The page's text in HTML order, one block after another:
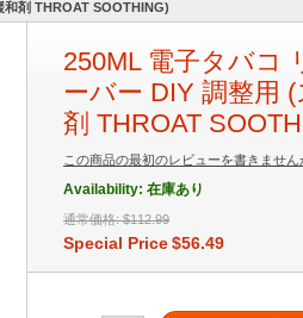
和剤 THROAT SOOTHING)
250ML 電子タバコ
ーバー DIY 調整用
剤 THROAT
この商品の最初のレビューを書きません
Availability: 在庫あり
通常価格: $112.99
Special Price$56.49